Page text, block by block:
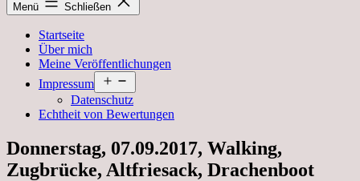
Menü Schließen
Startseite
Über mich
Meine Veröffentlichungen
Impressum
öffnen
Datenschutz
Echtheit von Bewertungen
Donnerstag, 07.09.2017, Walking,
Zugbrücke, Altfriesack, Drachenboot